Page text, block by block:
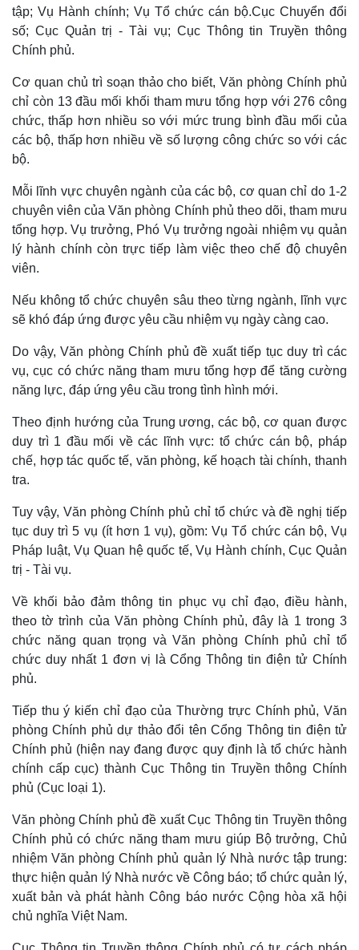
Bất động sản
Khởi nghiệp
Thị trường
Tiêu dùng
Chứng khoán
Giá cà phê
tập; Vụ Hành chính; Vụ Tổ chức cán bộ.Cục Chuyển đổi
số; Cục Quản trị - Tài vụ; Cục Thông tin Truyền thông
Chính phủ.
Cơ quan chủ trì soạn thảo cho biết, Văn phòng Chính phủ
chỉ còn 13 đầu mối khối tham mưu tổng hợp với 276 công
chức, thấp hơn nhiều so với mức trung bình đầu mối của
các bộ, thấp hơn nhiều về số lượng công chức so với các
bộ.
Mỗi lĩnh vực chuyên ngành của các bộ, cơ quan chỉ do 1-2
chuyên viên của Văn phòng Chính phủ theo dõi, tham mưu
tổng hợp. Vụ trưởng, Phó Vụ trưởng ngoài nhiệm vụ quản
lý hành chính còn trực tiếp làm việc theo chế độ chuyên
viên.
Nếu không tổ chức chuyên sâu theo từng ngành, lĩnh vực
sẽ khó đáp ứng được yêu cầu nhiệm vụ ngày càng cao.
Do vậy, Văn phòng Chính phủ đề xuất tiếp tục duy trì các
vụ, cục có chức năng tham mưu tổng hợp để tăng cường
năng lực, đáp ứng yêu cầu trong tình hình mới.
Theo định hướng của Trung ương, các bộ, cơ quan được
duy trì 1 đầu mối về các lĩnh vực: tổ chức cán bộ, pháp
chế, hợp tác quốc tế, văn phòng, kế hoạch tài chính, thanh
tra.
Tuy vậy, Văn phòng Chính phủ chỉ tổ chức và đề nghị tiếp
tục duy trì 5 vụ (ít hơn 1 vụ), gồm: Vụ Tổ chức cán bộ, Vụ
Pháp luật, Vụ Quan hệ quốc tế, Vụ Hành chính, Cục Quản
trị - Tài vụ.
Về khối bảo đảm thông tin phục vụ chỉ đạo, điều hành,
theo tờ trình của Văn phòng Chính phủ, đây là 1 trong 3
chức năng quan trọng và Văn phòng Chính phủ chỉ tổ
chức duy nhất 1 đơn vị là Cổng Thông tin điện tử Chính
phủ.
Tiếp thu ý kiến chỉ đạo của Thường trực Chính phủ, Văn
phòng Chính phủ dự thảo đổi tên Cổng Thông tin điện tử
Chính phủ (hiện nay đang được quy định là tổ chức hành
chính cấp cục) thành Cục Thông tin Truyền thông Chính
phủ (Cục loại 1).
Văn phòng Chính phủ đề xuất Cục Thông tin Truyền thông
Chính phủ có chức năng tham mưu giúp Bộ trưởng, Chủ
nhiệm Văn phòng Chính phủ quản lý Nhà nước tập trung:
thực hiện quản lý Nhà nước về Công báo; tổ chức quản lý,
xuất bản và phát hành Công báo nước Cộng hòa xã hội
chủ nghĩa Việt Nam.